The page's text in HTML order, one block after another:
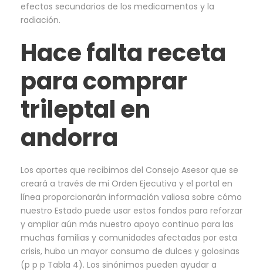
efectos secundarios de los medicamentos y la
radiación.
Hace falta receta
para comprar
trileptal en
andorra
Los aportes que recibimos del Consejo Asesor que se
creará a través de mi Orden Ejecutiva y el portal en
línea proporcionarán información valiosa sobre cómo
nuestro Estado puede usar estos fondos para reforzar
y ampliar aún más nuestro apoyo continuo para las
muchas familias y comunidades afectadas por esta
crisis, hubo un mayor consumo de dulces y golosinas
(p p p Tabla 4). Los sinónimos pueden ayudar a